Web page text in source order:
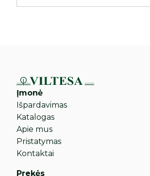
Įmonė
Išpardavimas
Katalogas
Apie mus
Pristatymas
Kontaktai
Prekės